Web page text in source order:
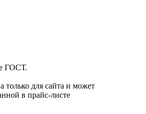
ГОСТ.
только для сайта и может
в прайс-листе